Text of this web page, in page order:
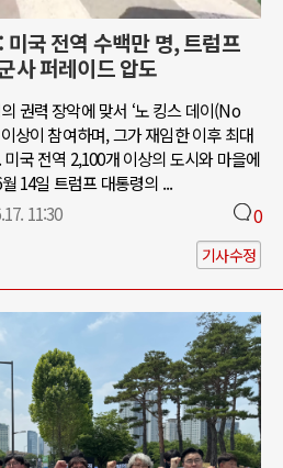
국 전역 수백만 명, 트럼프
사 퍼레이드 압도
권력 장악에 맞서 ‘노 킹스 데이(No
상이 참여하며, 그가 재임한 이후 최대
국 전역 2,100개 이상의 도시와 마을에
14일 트럼프 대통령의 ...
11:30 0
기사수정